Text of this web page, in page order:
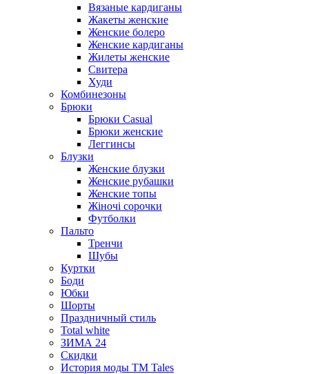
Вязаные кардиганы
Жакеты женские
Женские болеро
Женские кардиганы
Жилеты женские
Свитера
Худи
Комбинезоны
Брюки
Брюки Casual
Брюки женские
Леггинсы
Блузки
Женские блузки
Женские рубашки
Женские топы
Жіночі сорочки
Футболки
Пальто
Тренчи
Шубы
Куртки
Боди
Юбки
Шорты
Праздничный стиль
Total white
ЗИМА 24
Скидки
История моды ТМ Tales